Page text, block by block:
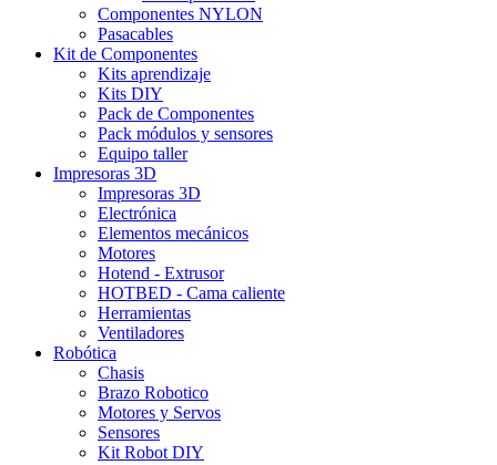
Componentes NYLON
Pasacables
Kit de Componentes
Kits aprendizaje
Kits DIY
Pack de Componentes
Pack módulos y sensores
Equipo taller
Impresoras 3D
Impresoras 3D
Electrónica
Elementos mecánicos
Motores
Hotend - Extrusor
HOTBED - Cama caliente
Herramientas
Ventiladores
Robótica
Chasis
Brazo Robotico
Motores y Servos
Sensores
Kit Robot DIY